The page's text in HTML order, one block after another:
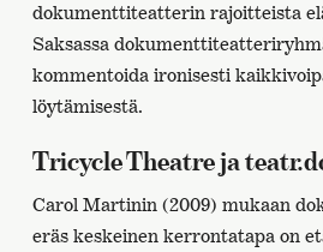
dokumenttiteatterin rajoitteista
Saksassa
kommentoida ironisesti
löytämisestä.
Tricycle Theatre ja
Carol Martinin (2009) mukaan
eräs keskeinen kerrontatapa on